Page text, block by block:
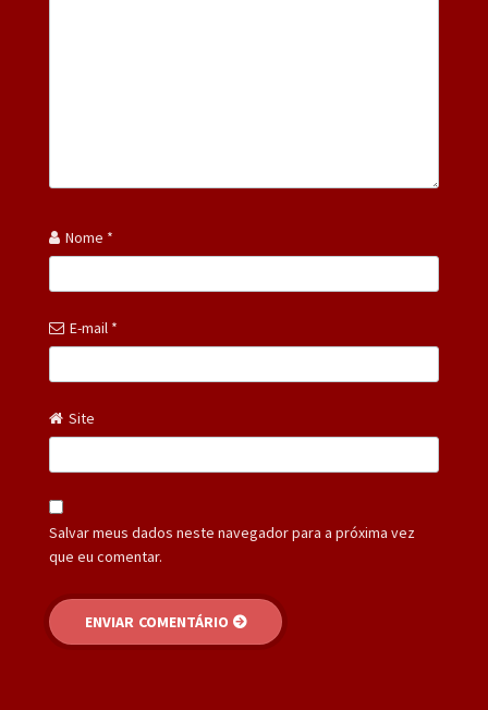
Nome *
E-mail *
Site
Salvar meus dados neste navegador para a próxima vez
que eu comentar.